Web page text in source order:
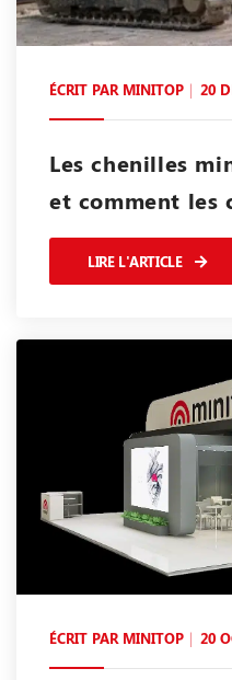
ÉCRIT PAR MINITOP 20
Les chenilles
et comment les
LIRE L'ARTICLE
ÉCRIT PAR MINITOP 20